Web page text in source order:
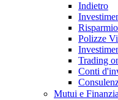
Indietro
Polizze
Trading
Conti
Mutui e